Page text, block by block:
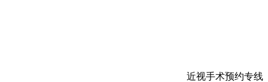
近视手术预约专线